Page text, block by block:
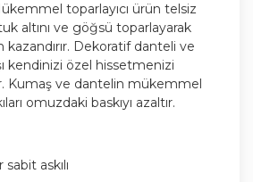
toparlayıcı ürün telsiz
altını ve göğsü toparlayarak
Dekoratif danteli ve
kendinizi özel hissetmenizi
Kumaş ve dantelin mükemmel
omuzdaki baskıyı azaltır.
askılı